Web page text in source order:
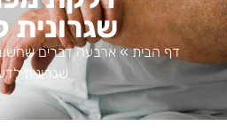
שגרונית
דף הבית»ארבעה דברים
שגרונית